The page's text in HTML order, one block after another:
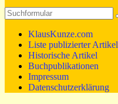
KlausKunze.com
Liste publizierter Artikel
Historische Artikel
Buchpublikationen
Impressum
Datenschutzerklärung